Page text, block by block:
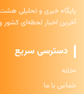
پایگاه خبری و تحلیلی
آخرین اخبار لحظه‌ای کشور
دسترسی سریع
خانه
تماس با ما